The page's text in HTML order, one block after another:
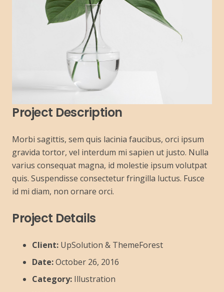
Project Description
Morbi sagittis, sem quis lacinia faucibus, orci ipsum
gravida tortor, vel interdum mi sapien ut justo. Nulla
varius consequat magna, id molestie ipsum volutpat
quis. Suspendisse consectetur fringilla luctus. Fusce
id mi diam, non ornare orci.
Project Details
Client: UpSolution & ThemeForest
Date:October 26, 2016
Category: Illustration